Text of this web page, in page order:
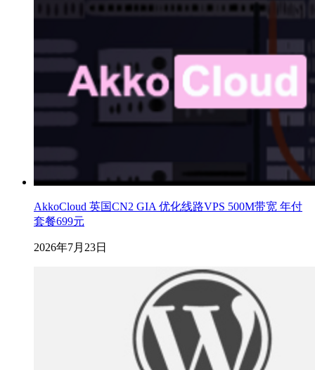
AkkoCloud 英国CN2 GIA 优化线路VPS 500M带宽 年付
套餐699元
2026年7月23日